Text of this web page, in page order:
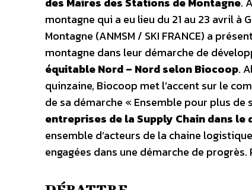
montagne qui a eu lieu du 21 au 23 avril à
Montagne (ANMSM / SKI FRANCE) a
montagne dans leur démarche de
équitable Nord – Nord selon Biocoop.
quinzaine, Biocoop met l’accent sur le
de sa démarche « Ensemble pour plus de
entreprises de la Supply Chain dans
ensemble d’acteurs de la chaine
engagées dans une démarche de progrès.